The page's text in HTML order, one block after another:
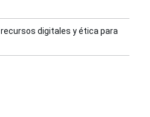
digitales y ética para